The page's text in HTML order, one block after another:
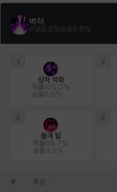
벽력
픽률 0.0% 승률 0.0%
1
상처 악화
픽률
승률
100.0%
0.0%
2
4
들개 탈
픽률
승률
66.7%
0.0%
5
# 특성